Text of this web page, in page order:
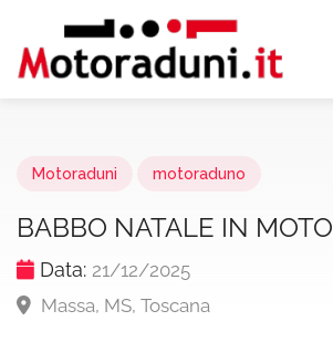
Motoraduni motoraduno
BABBO NATALE IN MOTO
Data: 21/12/2025
Massa, MS, Toscana